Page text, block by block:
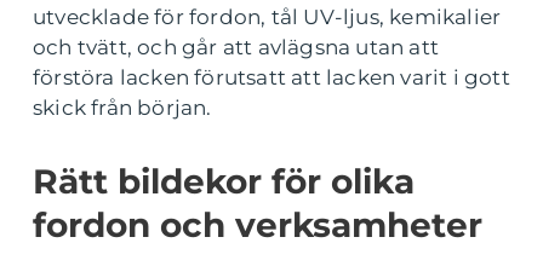
utvecklade för fordon, tål UV-ljus, kemikalier
och tvätt, och går att avlägsna utan att
förstöra lacken förutsatt att lacken varit i gott
skick från början.
Rätt bildekor för olika
fordon och verksamheter